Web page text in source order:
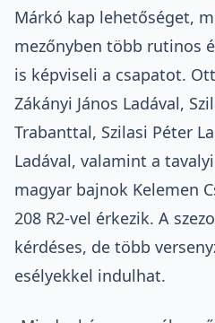
Márkó kap lehetőséget,
mezőnyben több rutinos
is képviseli a csapatot.
Zákányi János Ladával,
Trabanttal, Szilasi Péter
Ladával, valamint a
magyar bajnok Kelemen
208 R2-vel érkezik. A
kérdéses, de több
esélyekkel indulhat.